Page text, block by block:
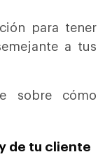
para tener
a tus
sobre cómo
de tu cliente